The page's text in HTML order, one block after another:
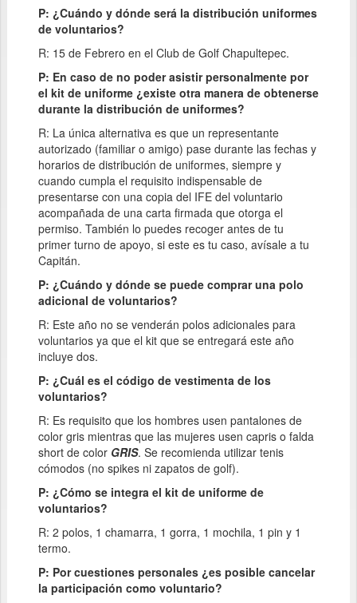
P: ¿Cuándo y dónde será la distribución uniformes
de voluntarios?
R: 15 de Febrero en el Club de Golf Chapultepec.
P: En caso de no poder asistir personalmente por
el kit de uniforme ¿existe otra manera de obtenerse
durante la distribución de uniformes?
R: La única alternativa es que un representante
autorizado (familiar o amigo) pase durante las fechas y
horarios de distribución de uniformes, siempre y
cuando cumpla el requisito indispensable de
presentarse con una copia del IFE del voluntario
acompañada de una carta firmada que otorga el
permiso. También lo puedes recoger antes de tu
primer turno de apoyo, si este es tu caso, avísale a tu
Capitán.
P: ¿Cuándo y dónde se puede comprar una polo
adicional de voluntarios?
R: Este año no se venderán polos adicionales para
voluntarios ya que el kit que se entregará este año
incluye dos.
P: ¿Cuál es el código de vestimenta de los
voluntarios?
R: Es requisito que los hombres usen pantalones de
color gris mientras que las mujeres usen capris o falda
short de color GRIS. Se recomienda utilizar tenis
cómodos (no spikes ni zapatos de golf).
P: ¿Cómo se integra el kit de uniforme de
voluntarios?
R: 2 polos, 1 chamarra, 1 gorra, 1 mochila, 1 pin y 1
termo.
P: Por cuestiones personales ¿es posible cancelar
la participación como voluntario?